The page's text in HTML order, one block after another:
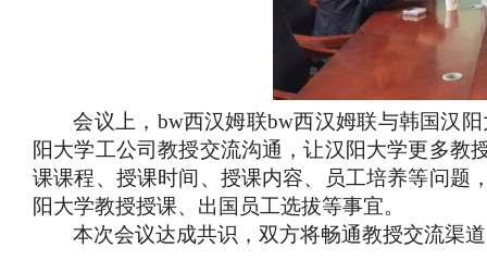
会议上，bw西汉姆联​bw西汉姆联与韩国汉
阳大学工公司教授交流沟通，让汉阳大学更多教
课课程、授课时间、授课内容、员工培养等问题
阳大学教授授课、出国员工选拔等事宜。
本次会议达成共识，双方将畅通教授交流渠